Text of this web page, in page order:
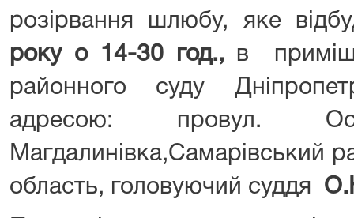
розірвання шлюбу, яке
року о 14-30год., в
районного суду
адресою: провул.
Магдалинівка,Самарівський
область, головуючий суддя